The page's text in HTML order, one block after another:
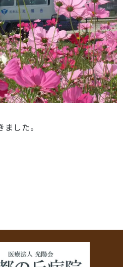
した。